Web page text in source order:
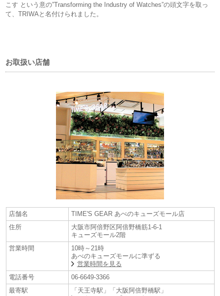
こす という意の”Transforming the Industry of Watches”の頭文字を取っ
て、TRIWAと名付けられました。
お取扱い店舗
店舗名
TIME'S GEAR あべのキューズモール店
住所
大阪市阿倍野区阿倍野橋筋1-6-1
キューズモール2階
営業時間
10時～21時
あべのキューズモールに準ずる
営業時間を見る
電話番号
06-6649-3366
最寄駅
「天王寺駅」「大阪阿倍野橋駅」